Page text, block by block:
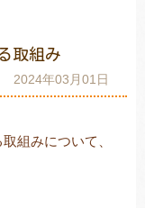
取組み
2024年03月01日
組みについて、